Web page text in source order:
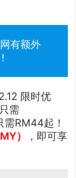
有额外
限时优
需
RM44起！
）
，即可享